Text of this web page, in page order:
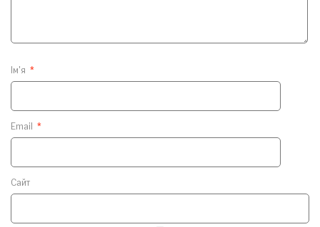
Ім'я *
Email *
Сайт